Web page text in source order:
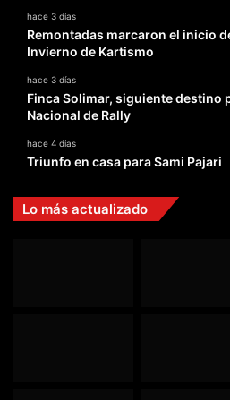
hace 3 días
Remontadas marcaron el inicio
Invierno de Kartismo
hace 3 días
Finca Solimar, siguiente destino
Nacional de Rally
hace 4 días
Triunfo en casa para Sami Pajari
Lo más actualizado